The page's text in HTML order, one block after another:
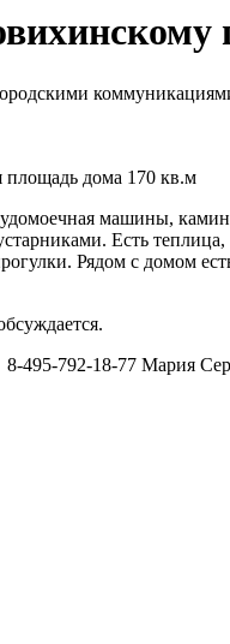
площадь дома 170 кв.м
машины,
Есть теплица,
Рядом с домом
8-495-792-18-77 Мария